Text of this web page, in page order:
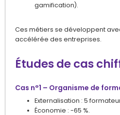
gamification).
Ces métiers se développent
accélérée des entreprises.
Études de cas
Cas n°1 – Organisme de
Externalisation : 5
Économie : -65 %.